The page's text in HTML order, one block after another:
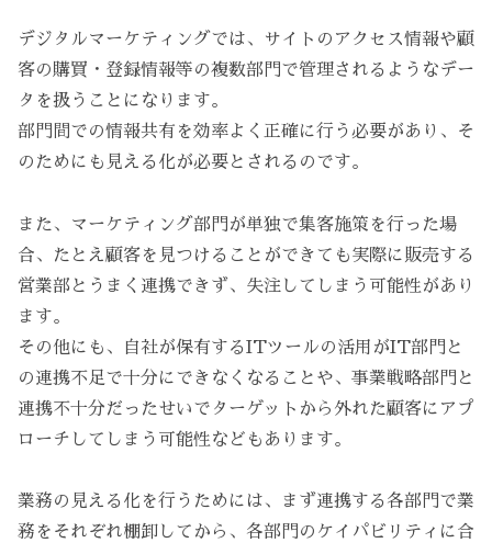
デジタルマーケティングでは、サイトのアクセス情報や顧
客の購買・登録情報等の複数部門で管理されるようなデー
タを扱うことになります。
部門間での情報共有を効率よく正確に行う必要があり、そ
のためにも見える化が必要とされるのです。
また、マーケティング部門が単独で集客施策を行った場
合、たとえ顧客を見つけることができても実際に販売する
営業部とうまく連携できず、失注してしまう可能性があり
ます。
その他にも、自社が保有するITツールの活用がIT部門と
の連携不足で十分にできなくなることや、事業戦略部門と
連携不十分だったせいでターゲットから外れた顧客にアプ
ローチしてしまう可能性などもあります。
業務の見える化を行うためには、まず連携する各部門で業
務をそれぞれ棚卸してから、各部門のケイパビリティに合